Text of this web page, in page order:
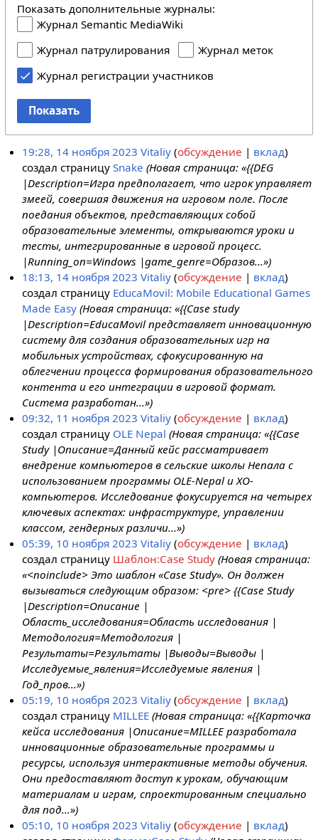
Показать дополнительные журналы:
Журнал Semantic MediaWiki
Журнал патрулирования
Журнал меток
Журнал регистрации участников
Показать
19:28, 14 ноября 2023 Vitaliy обсуждение
вклад
создал страницуSnake (Новая страница: «{{DEG
|Description=Игра предполагает, что игрок управляет
змеей, совершая движения на игровом поле. После
поедания объектов, представляющих собой
образовательные элементы, открываются уроки и
тесты, интегрированные в игровой процесс.
|Running_on=Windows |game_genre=Образов...»)
18:13, 14 ноября 2023 Vitaliy обсуждение
вклад
создал страницу EducaMovil: Mobile Educational Games
Made Easy (Новая страница: «{{Case study
|Description=EducaMovil представляет инновационную
систему для создания образовательных игр на
мобильных устройствах, сфокусированную на
облегчении процесса формирования образовательного
контента и его интеграции в игровой формат.
Система разработан...»)
09:32, 11 ноября 2023 Vitaliy обсуждение
вклад
создал страницу OLE Nepal (Новая страница: «{{Case
Study |Описание=Данный кейс рассматривает
внедрение компьютеров в сельские школы Непала с
использованием программы OLE-Nepal и XO-
компьютеров. Исследование фокусируется на четырех
ключевых аспектах: инфраструктуре, управлении
классом, гендерных различи...»)
05:39, 10 ноября 2023 Vitaliy обсуждение
вклад
создал страницу Шаблон:Case Study (Новая страница:
«<noinclude> Это шаблон «Case Study». Он должен
вызываться следующим образом: <pre> {{Case Study
|Description=Описание |
Область_исследования=Область исследования |
Методология=Методология |
Результаты=Результаты |Выводы=Выводы |
Исследуемые_явления=Исследуемые явления |
Год_пров...»)
05:19, 10 ноября 2023 Vitaliy обсуждение
вклад
создал страницу MILLEE (Новая страница: «{{Карточка
кейса исследования |Описание=MILLEE разработала
инновационные образовательные программы и
ресурсы, используя интерактивные методы обучения.
Они предоставляют доступ к урокам, обучающим
материалам и играм, спроектированным специально
для под...»)
05:10, 10 ноября 2023 Vitaliy обсуждение
вклад